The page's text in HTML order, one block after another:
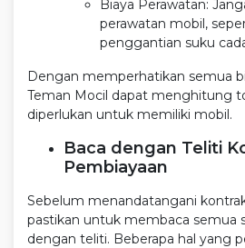
Biaya Perawatan:
perawatan mobil,
penggantian suku
Dengan memperhatikan semua
Teman Mocil dapat menghitung
diperlukan untuk memiliki mobil.
Baca dengan Teliti
Pembiayaan
Sebelum menandatangani
pastikan untuk membaca semua
dengan teliti. Beberapa hal yang